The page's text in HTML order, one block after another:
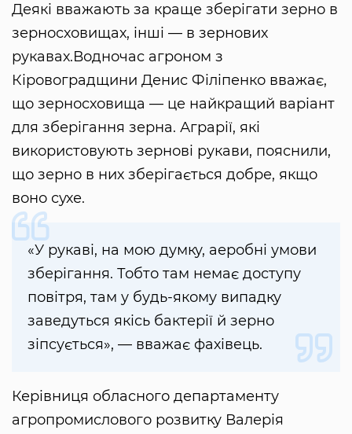
Деякі вважають за краще зберігати зерно в
зерносховищах, інші — в зернових
рукавах.Водночас агроном з
Кіровоградщини Денис Філіпенко вважає,
що зерносховища — це найкращий варіант
для зберігання зерна. Аграрії, які
використовують зернові рукави, пояснили,
що зерно в них зберігається добре, якщо
воно сухе.
«У рукаві, на мою думку, аеробні умови
зберігання. Тобто там немає доступу
повітря, там у будь-якому випадку
заведуться якісь бактерії й зерно
зіпсується», — вважає фахівець.
Керівниця обласного департаменту
агропромислового розвитку Валерія